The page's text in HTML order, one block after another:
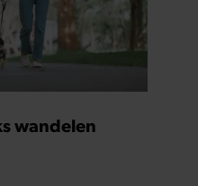
wandelen